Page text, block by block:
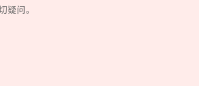
疑问。